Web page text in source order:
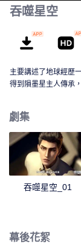
吞噬星空
主要講述了地球經歷
得到隕墨星主人傳承
劇集
吞噬星空_01
幕後花絮